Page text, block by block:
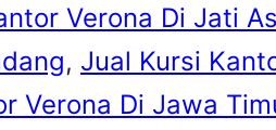
Verona Di Jati
, Jual Kursi
Verona Di Jawa